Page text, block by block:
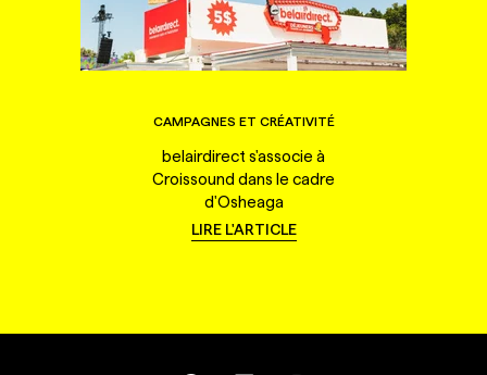
CAMPAGNES ET CRÉATIVITÉ
belairdirect s'associe à
Croissound dans le cadre
d'Osheaga
LIRE L'ARTICLE